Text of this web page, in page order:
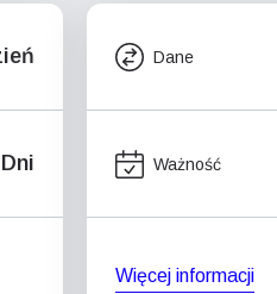
Dane
Ważność
Więcej informacji